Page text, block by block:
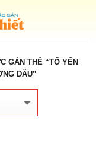
GẮN THẺ “TỔ YẾN
DÂU”